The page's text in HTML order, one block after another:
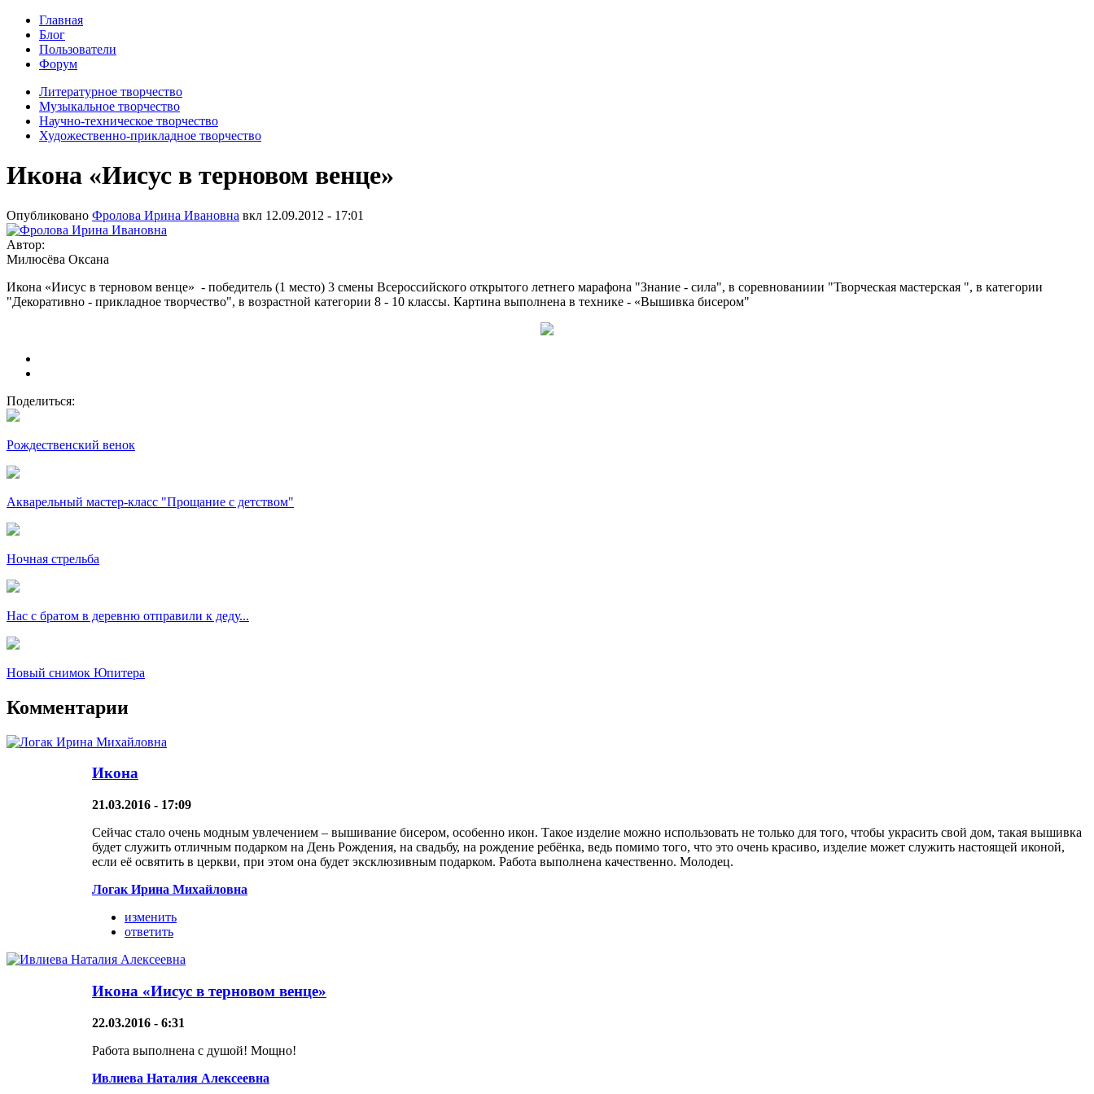
Главная
Блог
Пользователи
Форум
Литературное творчество
Музыкальное творчество
Научно-техническое творчество
Художественно-прикладное творчество
Икона «Иисус в терновом венце»
Опубликовано Фролова Ирина Ивановна вкл 12.09.2012 - 17:01
Автор:
Милюсёва Оксана
Икона «Иисус в терновом венце» - победитель (1 место) 3 смены Всероссийского открытого летнего марафона "Знание - сила", в соревнованиии "Творческая мастерская ", в категории
"Декоративно - прикладное творчество", в возрастной категории 8 - 10 классы. Картина выполнена в технике - «Вышивка бисером"
Поделиться:
Рождественский венок
Акварельный мастер-класс "Прощание с детством"
Ночная стрельба
Нас с братом в деревню отправили к деду...
Новый снимок Юпитера
Комментарии
Икона
21.03.2016 - 17:09
Сейчас стало очень модным увлечением – вышивание бисером, особенно икон. Такое изделие можно использовать не только для того, чтобы украсить свой дом, такая вышивка
будет служить отличным подарком на День Рождения, на свадьбу, на рождение ребёнка, ведь помимо того, что это очень красиво, изделие может служить настоящей иконой,
если её освятить в церкви, при этом она будет эксклюзивным подарком. Работа выполнена качественно. Молодец.
Логак Ирина Михайловна
изменить
ответить
Икона «Иисус в терновом венце»
22.03.2016 - 6:31
Работа выполнена с душой! Мощно!
Ивлиева Наталия Алексеевна